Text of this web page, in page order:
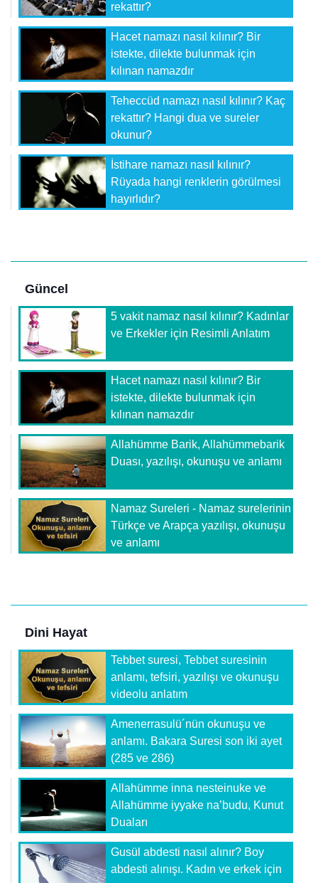
rekattır?
Hacet namazı nasıl kılınır? Bir
istekte, dilekte bulunmak için
kılınan namazdır
Teheccüd namazı nasıl kılınır? Kaç
rekattır? Hangi dua ve sureler
okunur?
İstihare namazı nasıl kılınır?
Rüyada hangi renklerin görülmesi
hayırlıdır?
Güncel
5 vakit namaz nasıl kılınır? Kadınlar
ve Erkekler için Resimli Anlatım
Hacet namazı nasıl kılınır? Bir
istekte, dilekte bulunmak için
kılınan namazdır
Allahümme Barik, Allahümmebarik
Duası, yazılışı, okunuşu ve anlamı
Namaz Sureleri - Namaz surelerinin
Türkçe ve Arapça yazılışı, okunuşu
ve anlamı
Dini Hayat
Tebbet suresi, Tebbet suresinin
anlamı, tefsiri, yazılışı ve okunuşu
videolu anlatım
Amenerrasulü´nün okunuşu ve
anlamı. Bakara Suresi son iki ayet
(285 ve 286)
Allahümme inna nesteinuke ve
Allahümme iyyake na’budu, Kunut
Duaları
Gusül abdesti nasıl alınır? Boy
abdesti alınışı. Kadın ve erkek için